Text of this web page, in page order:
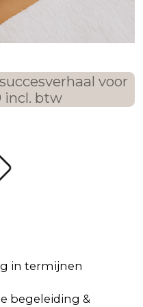
voor
incl. btw
in termijnen
begeleiding &